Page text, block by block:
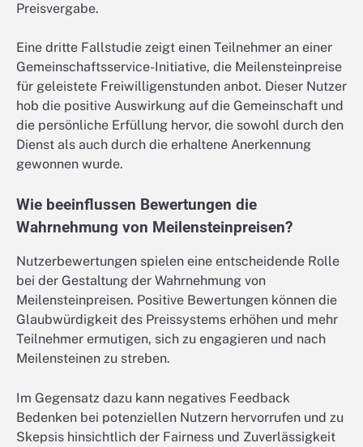
Preisvergabe.
Eine dritte Fallstudie zeigt einen Teilnehmer an einer
Gemeinschaftsservice-Initiative, die Meilensteinpreise
für geleistete Freiwilligenstunden anbot. Dieser Nutzer
hob die positive Auswirkung auf die Gemeinschaft und
die persönliche Erfüllung hervor, die sowohl durch den
Dienst als auch durch die erhaltene Anerkennung
gewonnen wurde.
Wie beeinflussen Bewertungen die
Wahrnehmung von Meilensteinpreisen?
Nutzerbewertungen spielen eine entscheidende Rolle
bei der Gestaltung der Wahrnehmung von
Meilensteinpreisen. Positive Bewertungen können die
Glaubwürdigkeit des Preissystems erhöhen und mehr
Teilnehmer ermutigen, sich zu engagieren und nach
Meilensteinen zu streben.
Im Gegensatz dazu kann negatives Feedback
Bedenken bei potenziellen Nutzern hervorrufen und zu
Skepsis hinsichtlich der Fairness und Zuverlässigkeit